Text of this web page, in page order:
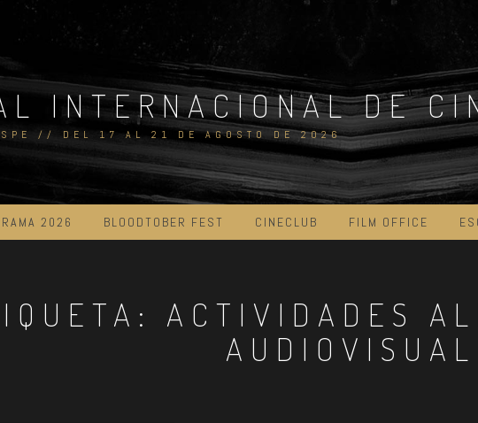
INTERNACIONAL DE
// DEL 17 AL 21 DE AGOSTO DE 2026
2026 BLOODTOBER FEST CINECLUB FILM OFFICE
ACTIVIDADES
AUDIOVISUAL